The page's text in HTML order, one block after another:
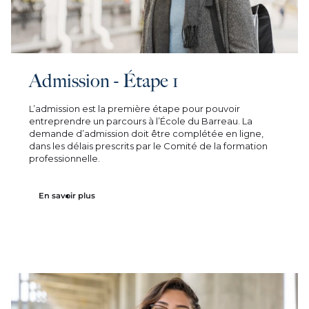
Admission - Étape 1
L’admission est la première étape pour pouvoir
entreprendre un parcours à l’École du Barreau. La
demande d’admission doit être complétée en ligne,
dans les délais prescrits par le Comité de la formation
professionnelle.
En savoir plus